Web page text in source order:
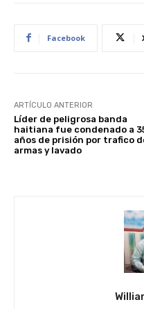
Facebook
ARTÍCULO ANTERIOR
Líder de peligrosa banda
haitiana fue condenado a
años de prisión por trafico
armas y lavado